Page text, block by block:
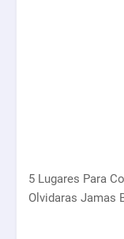
5 Lugares Para
Olvidaras Jamas